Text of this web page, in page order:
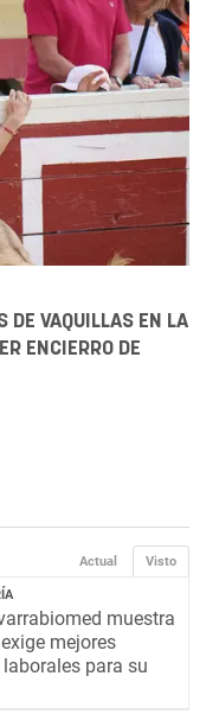
DE VAQUILLAS EN LA
ENCIERRO DE
Visto
Actual
muestra
mejores
para su